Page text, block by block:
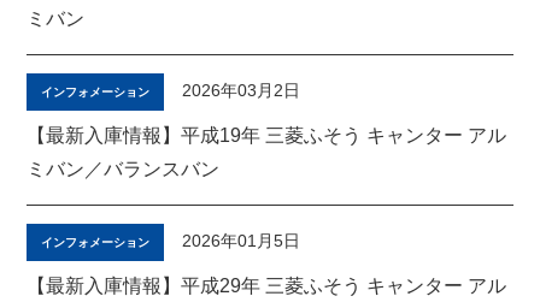
ミバン
インフォメーション 2026年03月2日
【最新入庫情報】平成19年 三菱ふそう キャンター アル
ミバン／バランスバン
インフォメーション 2026年01月5日
【最新入庫情報】平成29年 三菱ふそう キャンター アル